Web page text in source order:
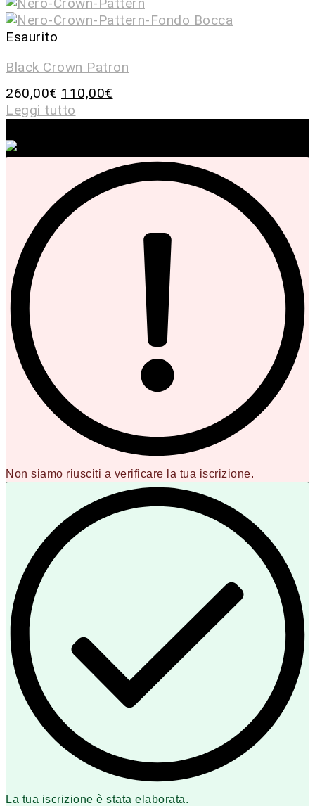
Esaurito
Black Crown Patron
260,00€ 110,00€
Leggi tutto
Non siamo riusciti a verificare la tua iscrizione.
La tua iscrizione è stata elaborata.